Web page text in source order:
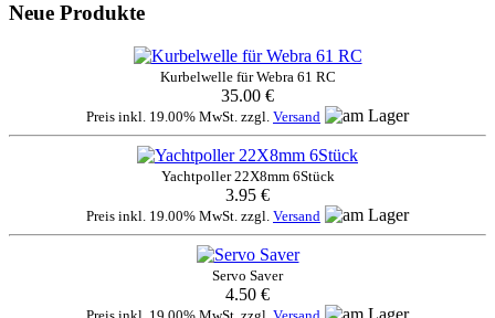
Neue Produkte
Kurbelwelle für Webra 61 RC
35.00 €
Preis inkl. 19.00% MwSt. zzgl. Versand
Yachtpoller 22X8mm 6Stück
3.95 €
Preis inkl. 19.00% MwSt. zzgl. Versand
Servo Saver
4.50 €